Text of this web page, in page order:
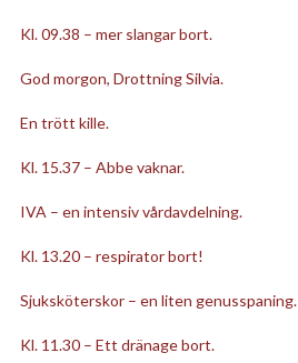
Kl. 09.38 – mer slangar bort.
God morgon, Drottning Silvia.
En trött kille.
Kl. 15.37 – Abbe vaknar.
IVA – en intensiv vårdavdelning.
Kl. 13.20 – respirator bort!
Sjuksköterskor – en liten genusspaning.
Kl. 11.30 – Ett dränage bort.